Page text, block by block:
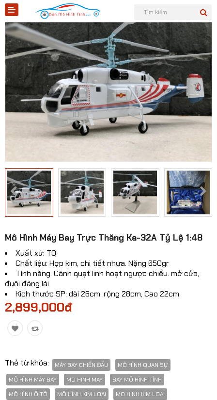
Shopee
Tiktok
Sản phẩm
Liên hệ
Mô hình quân sự
Mô hình xe cơ giới
Mô hình Xe cổ
Tỷ lệ mô hình
Mô hình lắp ráp
Máy bay dân sự
Mô hình xe mô tô - xe máy
Xem thêm danh mục
Mô Hình Máy Bay Trực Thăng Ka-32A Tỷ Lệ 1:48
Xuất xứ: TQ
Chất liệu: Hợp kim, chi tiết nhựa. Nặng 650gr
Tính năng: Cánh quạt linh hoạt ngược chiều. mở cửa,
đuôi đáng lái
Kich thước SP: dài 26cm, rộng 28cm, Cao 22cm
2,899,000đ
Thẻ từ khóa: MÁY BAY CHIẾN ĐẤU
MÔ HÌNH QUAN SỰ
MÔ HÌNH MÁY BAY
MO HINH MAY
BAY MÔ HÌNH TĨNH
MÔ HÌNH Ô TÔ
MÔ HÌNH KIM LOẠI
MO HINH KIM LOAI